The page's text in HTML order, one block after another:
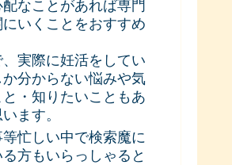
なことがあれば専門
にいくことをおすすめ
実際に妊活をしてい
か分からない悩みや気
・知りたいこともあ
ます。
等忙しい中で検索魔に
方もいらっしゃると